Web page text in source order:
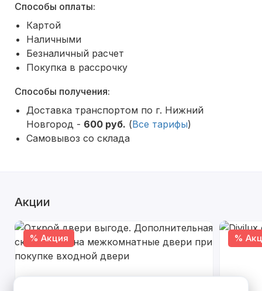
Способы оплаты:
Картой
Наличными
Безналичный расчет
Покупка в рассрочку
Способы получения:
Доставка транспортом по г. Нижний
Новгород - 600 руб. (Все тарифы)
Самовывоз со склада
Акции
% Акция %